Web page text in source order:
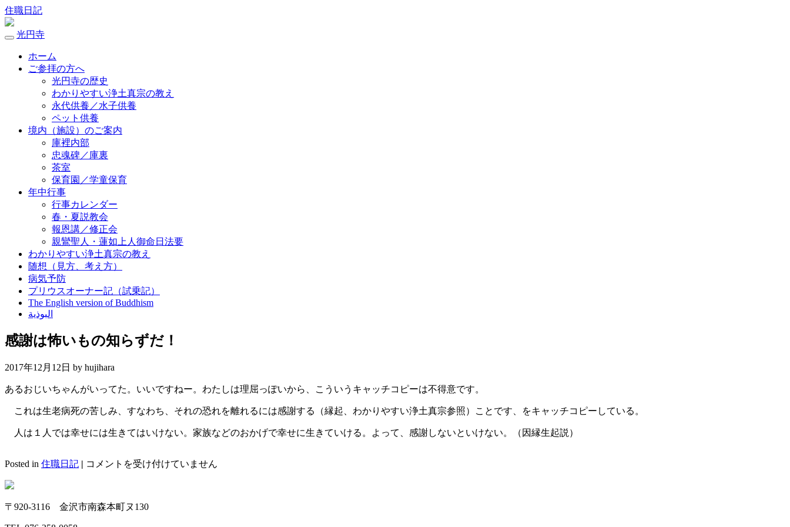
住職日記
光円寺
ホーム
ご参拝の方へ
光円寺の歴史
わかりやすい浄土真宗の教え
永代供養／水子供養
ペット供養
境内（施設）のご案内
庫裡内部
忠魂碑／庫裏
茶室
保育園／学童保育
年中行事
行事カレンダー
春・夏説教会
報恩講／修正会
親鸞聖人・蓮如上人御命日法要
わかりやすい浄土真宗の教え
随想（見方、考え方）
病気予防
プリウスオーナー記（試乗記）
The English version of Buddhism
البوذية
感謝は怖いもの知らずだ！
2017年12月12日 by hujihara
あるおじいちゃんがいってた。いいですねー。わたしは理屈っぽいから、こういうキャッチコピーは不得意です。
これは生老病死の苦しみ、すなわち、それの恐れを離れるには感謝する（縁起、わかりやすい浄土真宗参照）ことです、をキャッチコピーしている。
人は１人では幸せには生きてはいけない。家族などのおかげで幸せに生きていける。よって、感謝しないといけない。（因縁生起説）
Posted in 住職日記 | 感
怖
い
コメントを受け付けていません
〒920-3116 金沢市南森本町ヌ130